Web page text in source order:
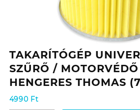
TAKARÍTÓGÉP
SZŰRŐ /
HENGERES THOMAS
4990 Ft